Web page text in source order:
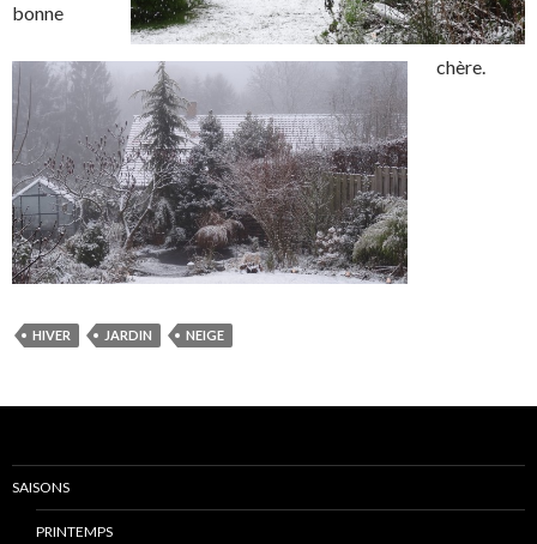
bonne
chère.
HIVER JARDIN NEIGE
SAISONS
PRINTEMPS